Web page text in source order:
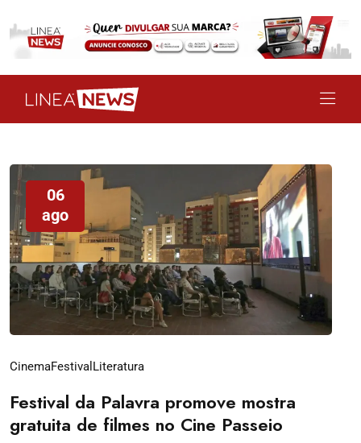
06
ago
CinemaFestival Literatura
Festival da Palavra promove mostra
gratuita de filmes no Cine Passeio